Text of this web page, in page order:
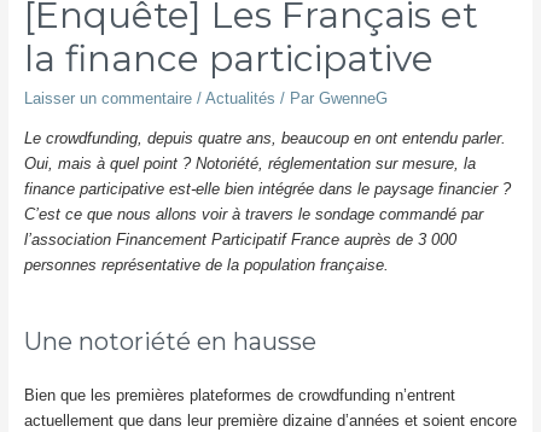
[Enquête] Les Français et
la finance participative
Laisser un commentaire / Actualités / Par GwenneG
Le crowdfunding, depuis quatre ans, beaucoup en ont entendu parler.
Oui, mais à quel point ? Notoriété, réglementation sur mesure, la
finance participative est-elle bien intégrée dans le paysage financier ?
C’est ce que nous allons voir à travers le sondage commandé par
l’association Financement Participatif France auprès de 3 000
personnes représentative de la population française.
Une notoriété en hausse
Bien que les premières plateformes de crowdfunding n’entrent
actuellement que dans leur première dizaine d’années et soient encore